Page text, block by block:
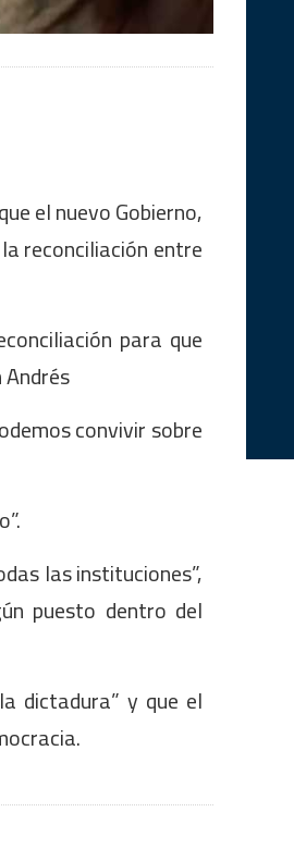
el nuevo Gobierno,
reconciliación entre
para que
convivir sobre
las instituciones”,
puesto dentro del
dictadura” y que el